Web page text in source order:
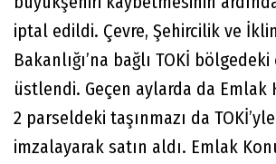
iptal edildi. Çevre, Şehircilik ve
Bakanlığı’na bağlı TOKİ bölgedeki
üstlendi. Geçen aylarda da Emlak
2 parseldeki taşınmazı da
imzalayarak satın aldı. Emlak